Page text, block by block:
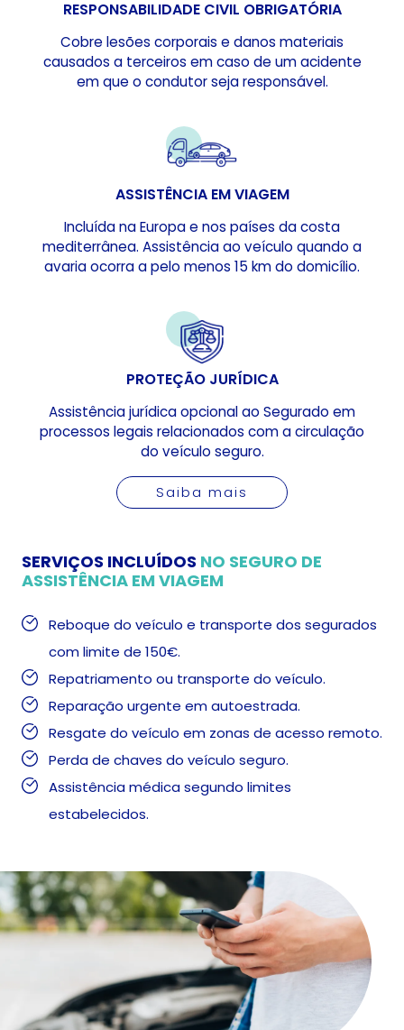
RESPONSABILIDADE CIVIL OBRIGATÓRIA
Cobre lesões corporais e danos materiais
causados a terceiros em caso de um acidente
em que o condutor seja responsável.
ASSISTÊNCIA EM VIAGEM
Incluída na Europa e nos países da costa
mediterrânea. Assistência ao veículo quando a
avaria ocorra a pelo menos 15 km do domicílio.
PROTEÇÃO JURÍDICA
Assistência jurídica opcional ao Segurado em
processos legais relacionados com a circulação
do veículo seguro.
Saiba mais
SERVIÇOS INCLUÍDOS NO SEGURO DE
ASSISTÊNCIA EM VIAGEM
Reboque do veículo e transporte dos segurados
com limite de 150€.
Repatriamento ou transporte do veículo.
Reparação urgente em autoestrada.
Resgate do veículo em zonas de acesso remoto.
Perda de chaves do veículo seguro.
Assistência médica segundo limites
estabelecidos.